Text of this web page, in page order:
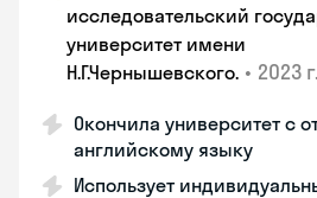
исследовательский
университет имени
Н.Г.Чернышевскогo. • 2023 г.
Окончила университет с
английскому языку
Использует